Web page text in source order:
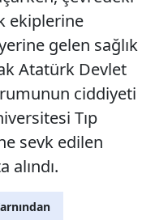
ekiplerine
gelen sağlık
Atatürk Devlet
ciddiyeti
Tıp
sevk edilen
alındı.